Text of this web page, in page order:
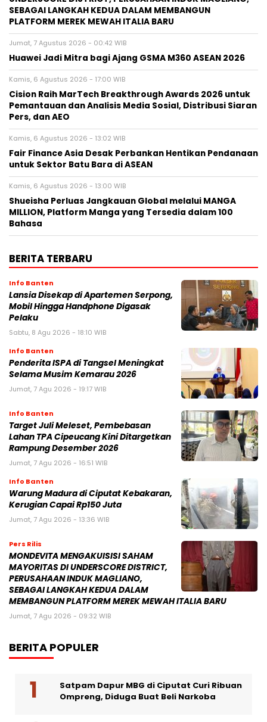
SEBAGAI LANGKAH KEDUA DALAM MEMBANGUN
PLATFORM MEREK MEWAH ITALIA BARU
Jumat, 7 Agustus 2026 - 00:42 WIB
Huawei Jadi Mitra bagi Ajang GSMA M360 ASEAN 2026
Kamis, 6 Agustus 2026 - 17:00 WIB
Cision Raih MarTech Breakthrough Awards 2026 untuk
Pemantauan dan Analisis Media Sosial, Distribusi Siaran
Pers, dan AEO
Kamis, 6 Agustus 2026 - 13:02 WIB
Fair Finance Asia Desak Perbankan Hentikan Pendanaan
untuk Sektor Batu Bara di ASEAN
Kamis, 6 Agustus 2026 - 13:00 WIB
Shueisha Perluas Jangkauan Global melalui MANGA
MILLION, Platform Manga yang Tersedia dalam 100
Bahasa
BERITA TERBARU
Info Banten
Lansia Disekap di Apartemen Serpong,
Mobil Hingga Handphone Digasak
Pelaku
Sabtu, 8 Agu 2026 - 18:10 WIB
Info Banten
Penderita ISPA di Tangsel Meningkat
Selama Musim Kemarau 2026
Jumat, 7 Agu 2026 - 19:17 WIB
Info Banten
Target Juli Meleset, Pembebasan
Lahan TPA Cipeucang Kini Ditargetkan
Rampung Desember 2026
Jumat, 7 Agu 2026 - 16:51 WIB
Info Banten
Warung Madura di Ciputat Kebakaran,
Kerugian Capai Rp150 Juta
Jumat, 7 Agu 2026 - 13:36 WIB
Pers Rilis
MONDEVITA MENGAKUISISI SAHAM
MAYORITAS DI UNDERSCORE DISTRICT,
PERUSAHAAN INDUK MAGLIANO,
SEBAGAI LANGKAH KEDUA DALAM
MEMBANGUN PLATFORM MEREK MEWAH ITALIA BARU
Jumat, 7 Agu 2026 - 09:32 WIB
BERITA POPULER
Satpam Dapur MBG di Ciputat Curi Ribuan
Ompreng, Diduga Buat Beli Narkoba